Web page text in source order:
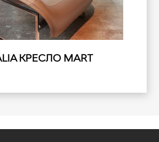
КРЕСЛО MART